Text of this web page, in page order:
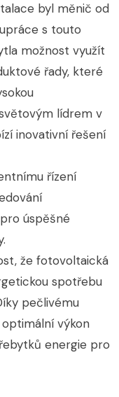
byl měnič od
s touto
možnost využít
řady, které
lídrem v
inovativní řešení
řízení
úspěšné
že fotovoltaická
spotřebu
pečlivému
optimální výkon
energie pro